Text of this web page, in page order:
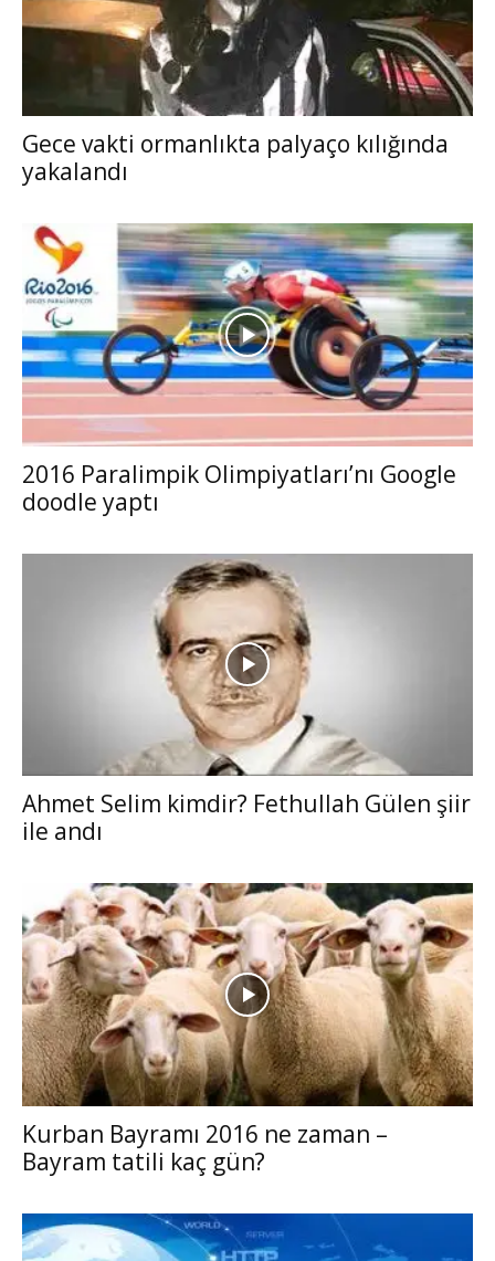
Gece vakti ormanlıkta palyaço kılığında
yakalandı
2016 Paralimpik Olimpiyatları’nı Google
doodle yaptı
Ahmet Selim kimdir? Fethullah Gülen şiir
ile andı
Kurban Bayramı 2016 ne zaman –
Bayram tatili kaç gün?